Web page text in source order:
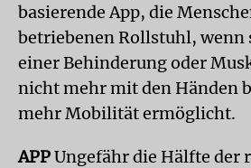
basierende App, die
betriebenen Rollstuhl, wenn
einer Behinderung oder
nicht mehr mit den Händen
mehr Mobilität ermöglicht.
APPUngefähr die Hälfte der